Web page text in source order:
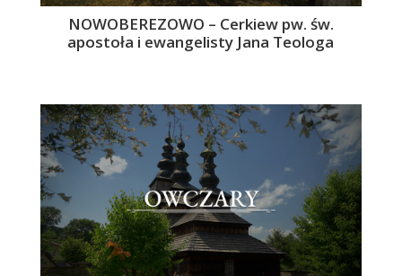
NOWOBEREZOWO – Cerkiew pw. św.
apostoła i ewangelisty Jana Teologa